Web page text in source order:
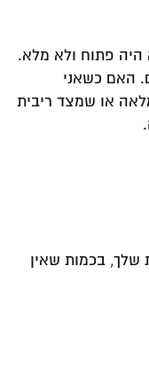
פתוח ולא מלא.
האם כשאני
או שמצד ריבית
שלך, בכמות שאין